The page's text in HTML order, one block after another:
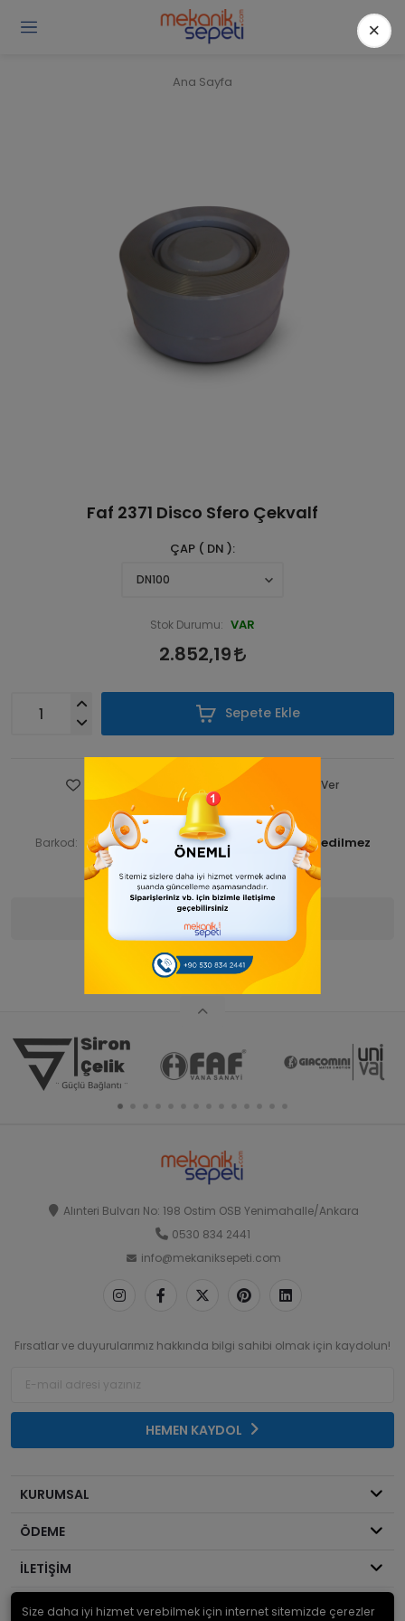
Ana Sayfa
Faf 2371 Disco Sfero Çekvalf
ÇAP ( DN )
Stok Durumu: VAR
2.852,19
Sepete Ekle
Fiyatı Düşünce Haber Ver
Ürün Kodu: FAFÇEKDİS 000111-ANA ÜRN
Barkod: FAFCEKDIS000118 İade Bilgisi:
Alınteri Bulvarı No: 198 Ostim OSB Yenimahalle/Ankara
0530 834 2441
info@mekaniksepeti.com
Fırsatlar ve duyurularımız hakkında bilgi sahibi olmak için kaydolun!
HEMEN KAYDOL
KURUMSAL
ÖDEME
İLETİŞİM
© 2026Mekanik Sepeti. Bir Serdaroğlu A.Ş markasıdır ve tüm hakları
Size daha iyi hizmet verebilmek için internet sitemizde çerezler
×